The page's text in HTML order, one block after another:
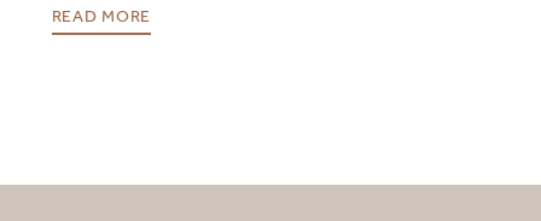
READ MORE